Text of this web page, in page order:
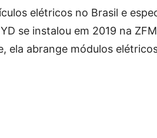
elétricos no Brasil e
se instalou em 2019 na
ela abrange módulos